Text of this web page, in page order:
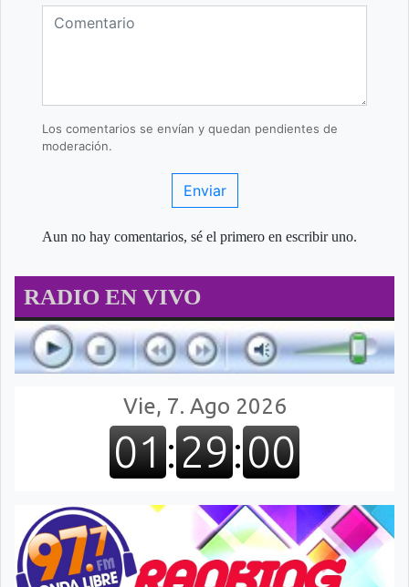
Los comentarios se envían y quedan pendientes de
moderación.
Enviar
Aun no hay comentarios, sé el primero en escribir uno.
RADIO EN VIVO